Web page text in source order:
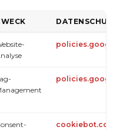
cookiebot.com/